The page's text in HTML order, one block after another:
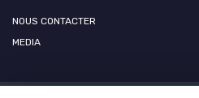
NOUS CONTACTER
MEDIA